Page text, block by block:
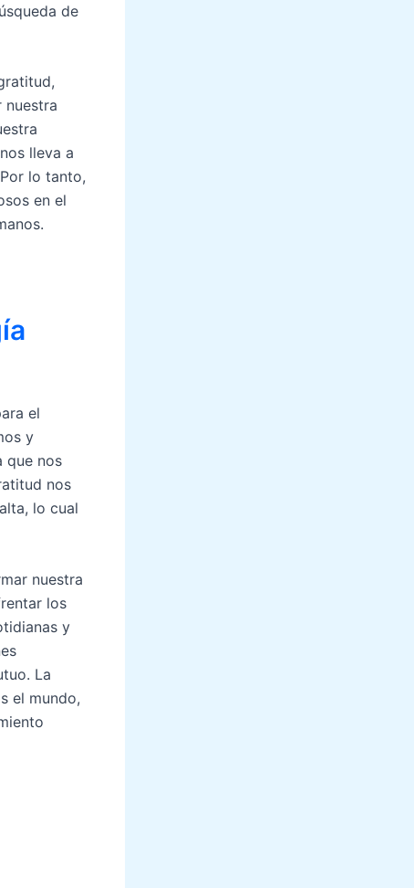
de
nuestra
lleva a
lo tanto,
en el
el
y
que nos
nos
lo cual
nuestra
los
y
La
el mundo,